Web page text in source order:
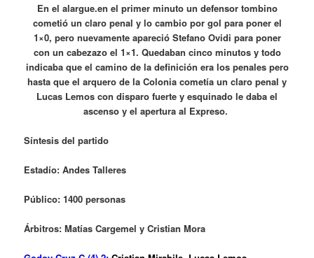
En el alargue.en el primer minuto un defensor tombino
cometió un claro penal y lo cambio por gol para poner el
1×0, pero nuevamente apareció Stefano Ovidi para poner
con un cabezazo el 1×1. Quedaban cinco minutos y todo
indicaba que el camino de la definición era los penales pero
hasta que el arquero de la Colonia cometía un claro penal y
Lucas Lemos con disparo fuerte y esquinado le daba el
ascenso y el apertura al Expreso.
Síntesis del partido
Estadío: Andes Talleres
Público: 1400 personas
Árbitros: Matías Cargemel y Cristian Mora